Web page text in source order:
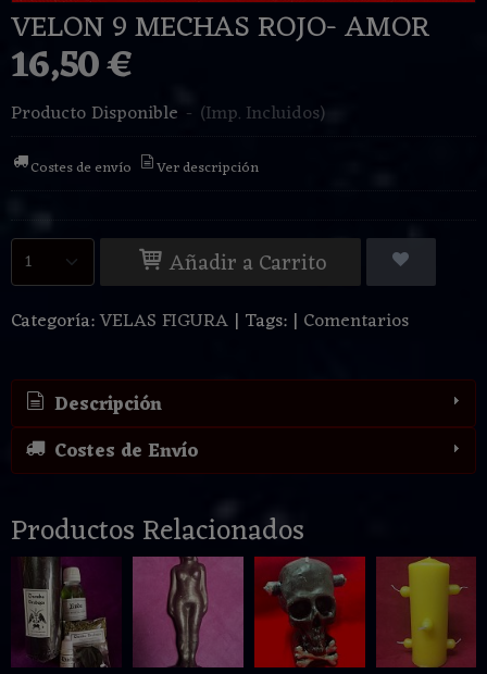
VELON 9 MECHAS ROJO- AMOR
16,50 €
Producto Disponible - (Imp. Incluidos)
Costes de envío Ver descripción
Añadir a Carrito
Categoría:VELAS FIGURA | Tags: | Comentarios
Descripción
Costes de Envío
Productos Relacionados